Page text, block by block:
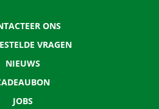
ONS
VRAGEN
NIEUWS
JOBS